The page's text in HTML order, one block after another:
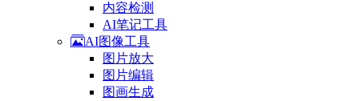
内容检测
AI笔记工具
AI图像工具
图片放大
图片编辑
图画生成